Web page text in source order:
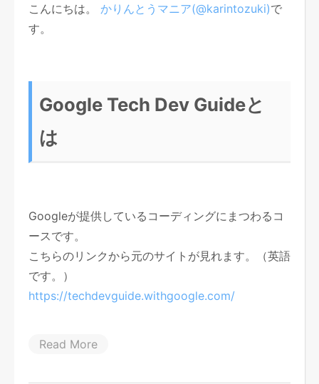
こんにちは。 かりんとうマニア(@karintozuki)で
す。
Google Tech Dev Guideと
は
Googleが提供しているコーディングにまつわるコ
ースです。
こちらのリンクから元のサイトが見れます。（英語
です。）
https://techdevguide.withgoogle.com/
Read More